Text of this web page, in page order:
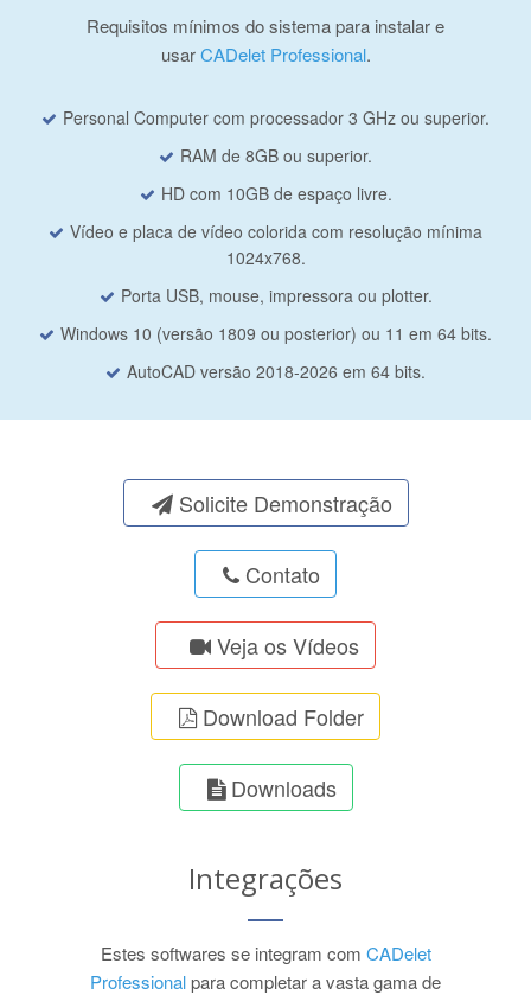
Requisitos mínimos do sistema para instalar e
usarCADelet Professional.
Personal Computer com processador 3 GHz ou superior.
RAM de 8GB ou superior.
HD com 10GB de espaço livre.
Vídeo e placa de vídeo colorida com resolução mínima
1024x768.
Porta USB, mouse, impressora ou plotter.
Windows 10 (versão 1809 ou posterior) ou 11 em 64 bits.
AutoCAD versão 2018-2026 em 64 bits.
Solicite Demonstração
Contato
Veja os Vídeos
Download Folder
Downloads
Integrações
Estes softwares se integram com CADelet
Professionalpara completar a vasta gama de